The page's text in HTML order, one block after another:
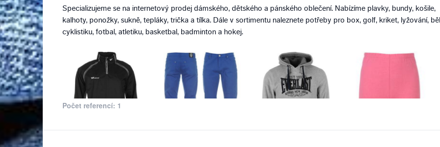
Specializujeme se na internetový prodej dámského, dětského a pánského oblečení. Nabízíme plavky, bundy, košile,
kalhoty, ponožky, sukně, tepláky, trička a tílka. Dále v sortimentu naleznete potřeby pro box, golf, kriket, lyžování,
cyklistiku, fotbal, atletiku, basketbal, badminton a hokej.
Počet referencí: 1